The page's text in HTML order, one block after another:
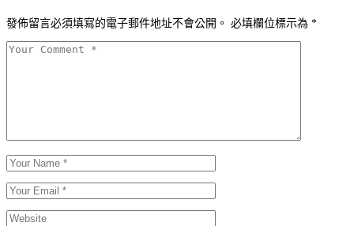
發佈留言必須填寫的電子郵件地址不會公開。 必填欄位標示為 *